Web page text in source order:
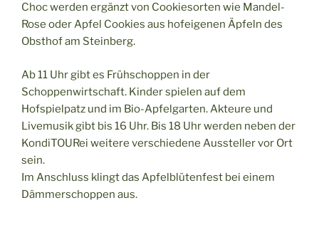
Choc werden ergänzt von Cookiesorten wie Mandel-
Rose oder Apfel Cookies aus hofeigenen Äpfeln des
Obsthof am Steinberg.
Ab 11 Uhr gibt es Frühschoppen in der
Schoppenwirtschaft. Kinder spielen auf dem
Hofspielpatz und im Bio-Apfelgarten. Akteure und
Livemusik gibt bis 16 Uhr. Bis 18 Uhr werden neben der
KondiTOURei weitere verschiedene Aussteller vor Ort
sein.
Im Anschluss klingt das Apfelblütenfest bei einem
Dämmerschoppen aus.